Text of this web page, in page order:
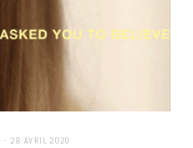
28 AVRIL 2020